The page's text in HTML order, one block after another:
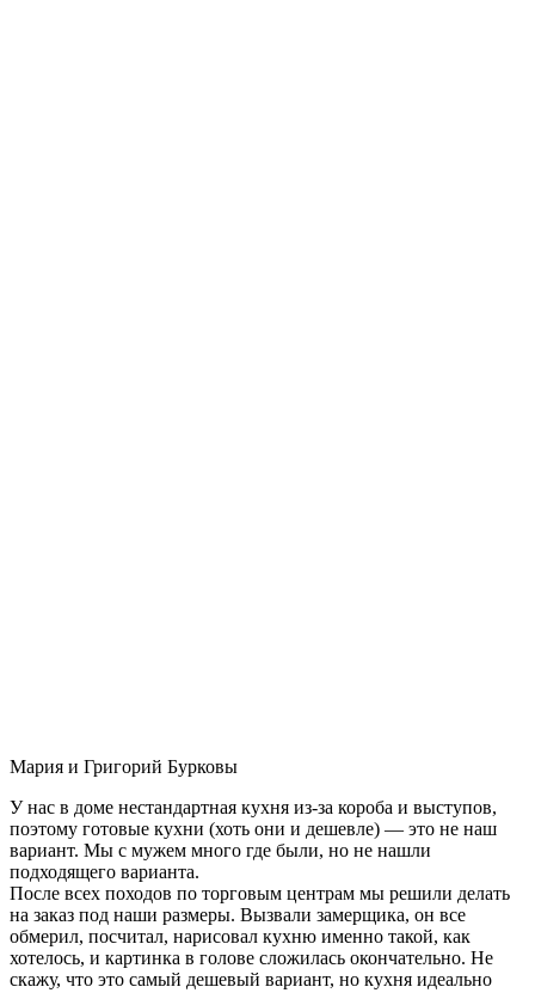
Мария и Григорий Бурковы
У нас в доме нестандартная кухня из-за короба и выступов,
поэтому готовые кухни (хоть они и дешевле) — это не наш
вариант. Мы с мужем много где были, но не нашли
подходящего варианта.
После всех походов по торговым центрам мы решили делать
на заказ под наши размеры. Вызвали замерщика, он все
обмерил, посчитал, нарисовал кухню именно такой, как
хотелось, и картинка в голове сложилась окончательно. Не
скажу, что это самый дешевый вариант, но кухня идеально